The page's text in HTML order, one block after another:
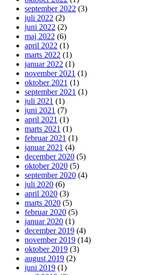
september 2022 (3)
juli 2022 (2)
juni 2022 (2)
maj 2022 (6)
april 2022 (1)
marts 2022 (1)
januar 2022 (1)
november 2021 (1)
oktober 2021 (1)
september 2021 (1)
juli 2021 (1)
juni 2021 (7)
april 2021 (1)
marts 2021 (1)
februar 2021 (1)
januar 2021 (4)
december 2020 (5)
oktober 2020 (5)
september 2020 (4)
juli 2020 (6)
april 2020 (3)
marts 2020 (5)
februar 2020 (5)
januar 2020 (1)
december 2019 (4)
november 2019 (14)
oktober 2019 (3)
august 2019 (2)
juni 2019 (1)